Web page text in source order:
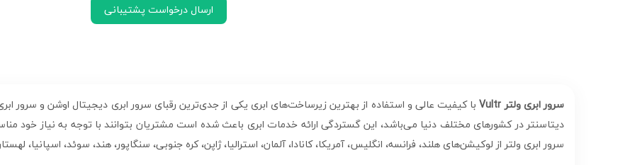
ارسال درخواست پشتیبانی
سرور ابری ولتر Vultr
دیتاسنتر در کشورهای مختلف دنیا می‌باشد، این گستردگی ارائه خدمات ابری باعث شده است مشتریان بتوانند با توجه به نیاز خود
سرور ابری ولتر از لوکیشن‌های هلند، فرانسه، انگلیس، آمریکا، کانادا، آلمان، استرالیا، ژاپن، کره جنوبی، سنگاپور، هند، سوئد، اسپانیا،